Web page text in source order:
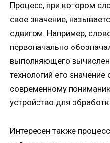
Процесс, при котором
свое значение,
сдвигом. Например,
первоначально
выполняющего
технологий его значение
современному
устройство для
Интересен также